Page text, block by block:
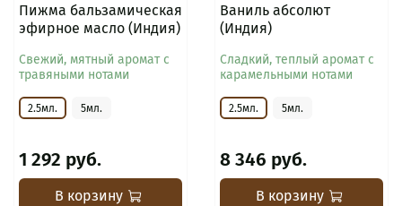
Пижма бальзамическая
эфирное масло (Индия)
Свежий, мятный аромат с
травяными нотами
2.5мл. 5мл.
1 292 руб.
В корзину
Ваниль абсолют
(Индия)
Сладкий, теплый аромат с
карамельными нотами
2.5мл. 5мл.
8 346 руб.
В корзину